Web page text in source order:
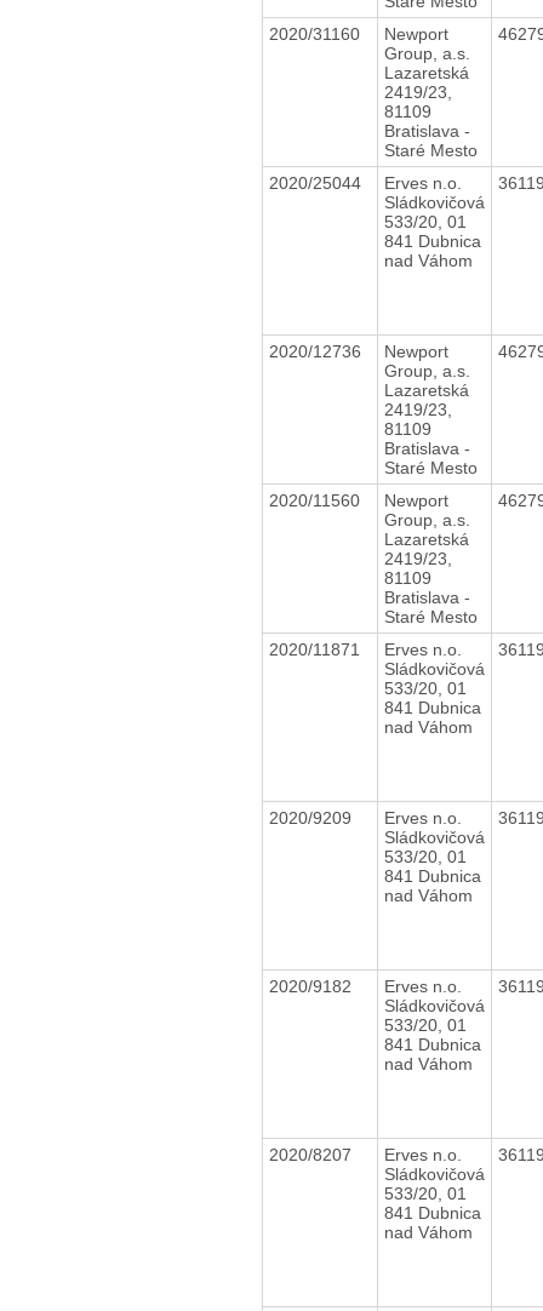
2020/31160
Newport
Group, a.s.
Lazaretská
2419/23,
81109
Bratislava -
Staré Mesto
2020/25044
Erves n.o.
Sládkovičová
533/20, 01
841 Dubnica
nad Váhom
2020/12736
Newport
Group, a.s.
Lazaretská
2419/23,
81109
Bratislava -
Staré Mesto
2020/11560
Newport
Group, a.s.
Lazaretská
2419/23,
81109
Bratislava -
Staré Mesto
2020/11871
Erves n.o.
Sládkovičová
533/20, 01
841 Dubnica
nad Váhom
2020/9209
Erves n.o.
Sládkovičová
533/20, 01
841 Dubnica
nad Váhom
2020/9182
Erves n.o.
Sládkovičová
533/20, 01
841 Dubnica
nad Váhom
2020/8207
Erves n.o.
Sládkovičová
533/20, 01
841 Dubnica
nad Váhom